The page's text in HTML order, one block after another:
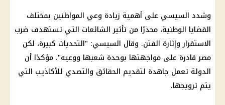
وشدد السيسي على أهمية زيادة وعي المواطنين بمختلف
القضايا الوطنية، محذرًا من تأثير الشائعات التي تستهدف ضرب
الاستقرار وإثارة الفتن. وقال السيسي: "التحديات كبيرة، لكن
مصر قادرة على مواجهتها بوحدة شعبها ووعيه"، مؤكدًا أن
الدولة تعمل جاهدة لتقديم الحقائق والتصدي للأكاذيب التي
يتم ترويجها.